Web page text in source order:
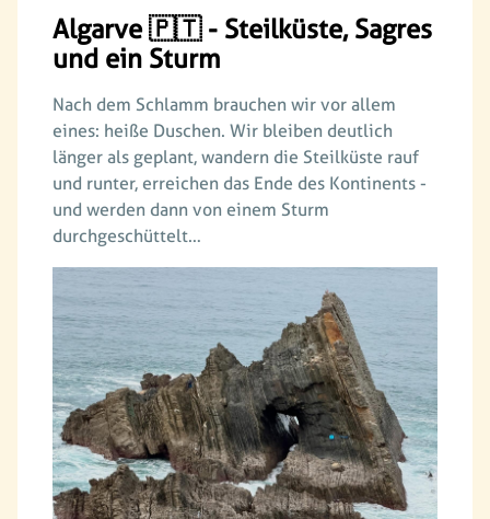
Algarve 🇵🇹 - Steilküste, Sagres
und ein Sturm
Nach dem Schlamm brauchen wir vor allem
eines: heiße Duschen. Wir bleiben deutlich
länger als geplant, wandern die Steilküste rauf
und runter, erreichen das Ende des Kontinents -
und werden dann von einem Sturm
durchgeschüttelt…